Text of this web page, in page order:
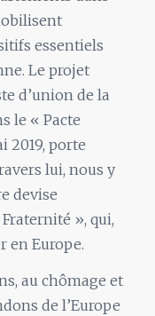
essentiels
Le projet
d’union de la
le « Pacte
2019, porte
lui, nous y
devise
», qui,
en Europe.
au chômage et
de l’Europe